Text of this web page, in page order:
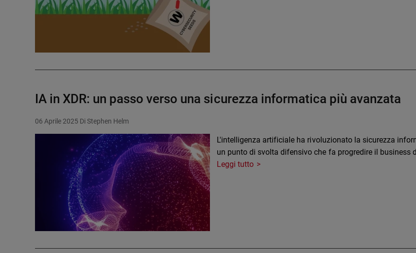
IA in XDR: un passo verso una sicurezza informatica più avanzata
06 Aprile 2025 Di Stephen Helm
L'intelligenza artificiale ha rivoluzionato la sicurezza
un punto di svolta difensivo che fa progredire il business
Leggi tutto